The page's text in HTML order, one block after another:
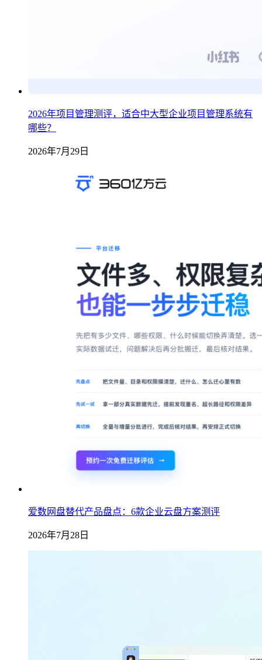
2026年项目管理测评，适合中大型企业项目管理系统有
哪些？
2026年7月29日
爱数网盘替代产品盘点：6款企业云盘方案测评
2026年7月28日